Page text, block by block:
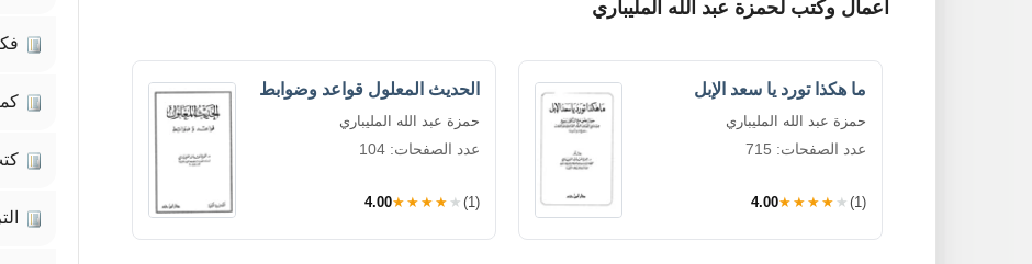
أعمال وكتب لحمزة عبد الله المليباري
ما هكذا تورد يا سعد الإبل
حمزة عبد الله المليباري
عدد الصفحات: 715
4.00★★★★★ (1)
الحديث المعلول قواعد وضوابط
حمزة عبد الله المليباري
عدد الصفحات: 104
4.00★★★★★ (1)